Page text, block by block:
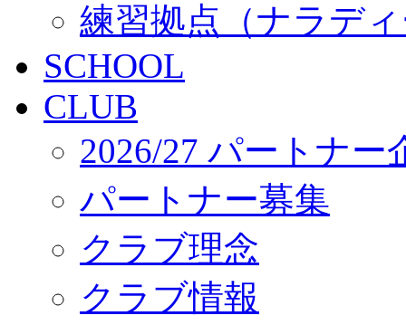
練習拠点（ナラデ
SCHOOL
CLUB
2026/27 パートナー
パートナー募集
クラブ理念
クラブ情報